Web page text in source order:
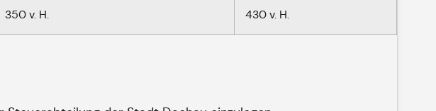
350 v. H. 430 v. H.